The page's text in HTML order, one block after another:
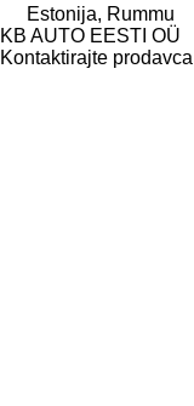
Estonija, Rummu
KB AUTO EESTI OÜ
Kontaktirajte prodavca